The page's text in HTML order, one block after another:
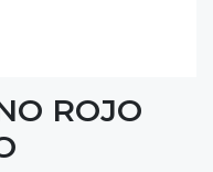
ROJO